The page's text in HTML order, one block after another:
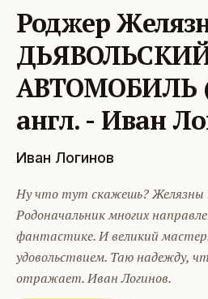
Роджер
АВТОМОБИЛЬ
англ. - Иван
Иван Логинов
Ну что тут скажешь?
Родоначальник многих
фантастике. И великий
удовольствием. Таю надежду,
отражает. Иван Логинов.